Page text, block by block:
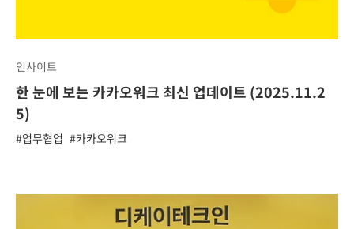
인사이트
한 눈에 보는 카카오워크 최신 업데이트 (2025.11.2
5)
#업무협업 #카카오워크